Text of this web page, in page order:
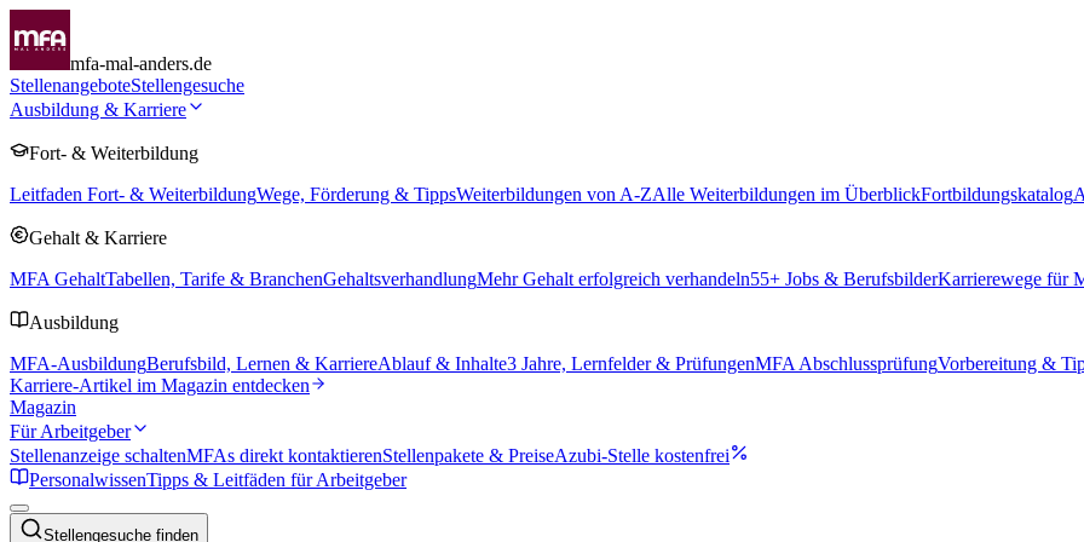
mfa-mal-anders.de
StellenangeboteStellengesuche
Ausbildung & Karriere
Fort- & Weiterbildung
Leitfaden Fort- & WeiterbildungWege, Förderung & TippsWeiterbildungen von A-ZAlle Weiterbildungen im ÜberblickFortbildungskatalog
Gehalt & Karriere
MFA GehaltTabellen, Tarife & BranchenGehaltsverhandlungMehr Gehalt erfolgreich verhandeln55+ Jobs & BerufsbilderKarrierewege für
Ausbildung
MFA-AusbildungBerufsbild, Lernen & KarriereAblauf & Inhalte3 Jahre, Lernfelder & PrüfungenMFA AbschlussprüfungVorbereitung &
Karriere-Artikel im Magazin entdecken
Magazin
Für Arbeitgeber
Stellenanzeige schaltenMFAs direkt kontaktierenStellenpakete & PreiseAzubi-Stelle kostenfrei
PersonalwissenTipps & Leitfäden für Arbeitgeber
Stellengesuche finden